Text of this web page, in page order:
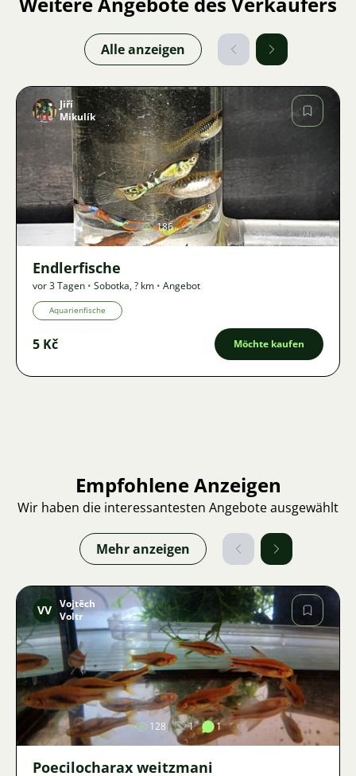
Alle anzeigen
Bild
Jiří
Mikulík
186
Endlerfische
vor 3 Tagen • Sobotka,? km • Angebot
Aquarienfische
5 Kč Möchte kaufen
Empfohlene Anzeigen
Wir haben die interessantesten Angebote ausgewählt
Mehr anzeigen
Bild
VV Vojtěch
Voltr
128 1 1
Poecilocharax weitzmani